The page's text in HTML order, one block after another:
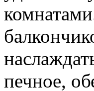
печное,